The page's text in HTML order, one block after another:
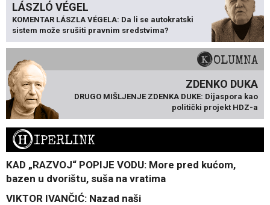
LÁSZLÓ VÉGEL
KOMENTAR LÁSZLA VÉGELA: Da li se autokratski
sistem može srušiti pravnim sredstvima?
KOLUMNA
ZDENKO DUKA
DRUGO MIŠLJENJE ZDENKA DUKE: Dijaspora kao
politički projekt HDZ-a
HIPERLINK
KAD „RAZVOJ“ POPIJE VODU: More pred kućom,
bazen u dvorištu, suša na vratima
VIKTOR IVANČIĆ: Nazad naši